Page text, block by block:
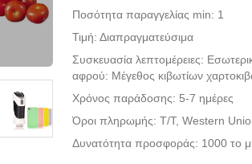
Ποσότητα παραγγελίας min: 1
Τιμή: Διαπραγματεύσιμα
Συσκευασία λεπτομέρειες:
αφρού: Μέγεθος κιβωτίων
Χρόνος παράδοσης: 5-7 ημέρες
Όροι πληρωμής: T/T, Western
Δυνατότητα προσφοράς: 1000 το